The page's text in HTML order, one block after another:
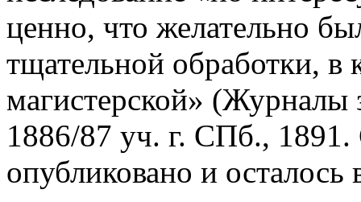
ценно, что желательно
тщательной обработки, в
магистерской»
1886/87 уч. г. СПб.,
опубликовано и